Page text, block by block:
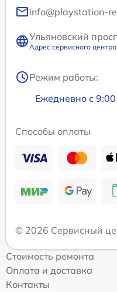
info@playstation-
Ульяновский
Адрес сервисного
Режим работы:
Ежедневно с
Способы оплаты
© 2026 Сервисный
Стоимость ремонта
Оплата и доставка
Контакты